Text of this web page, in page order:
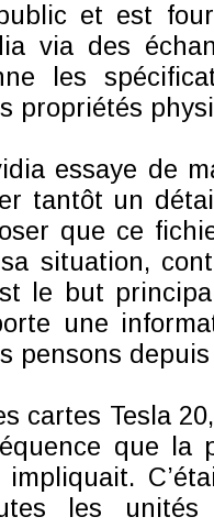
et est
via des
les
propriétés
essaye de
tantôt un
que ce
situation,
le but
une
pensons
cartes Tesla
que la
les